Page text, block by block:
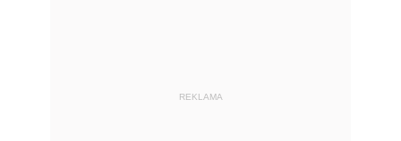
REKLAMA